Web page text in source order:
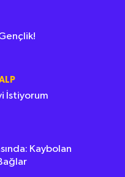
İstiyorum
Kaybolan